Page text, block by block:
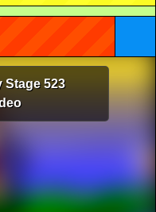
Stage 523